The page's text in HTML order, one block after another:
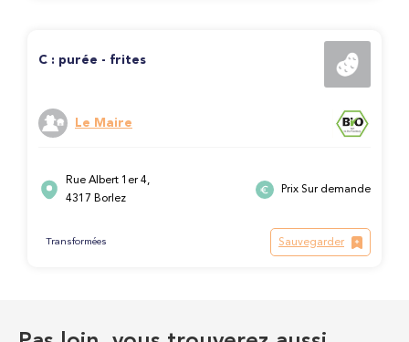
C : purée - frites
Le Maire
Rue Albert 1er 4,
4317 Borlez
Prix Sur demande
Transformées Sauvegarder